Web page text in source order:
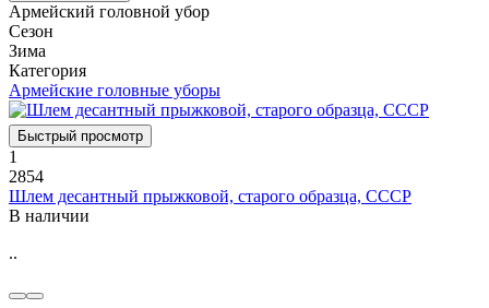
Армейский головной убор
Сезон
Зима
Категория
Армейские головные уборы
Быстрый просмотр
1
2854
Шлем десантный прыжковой, старого образца, СССР
В наличии
..